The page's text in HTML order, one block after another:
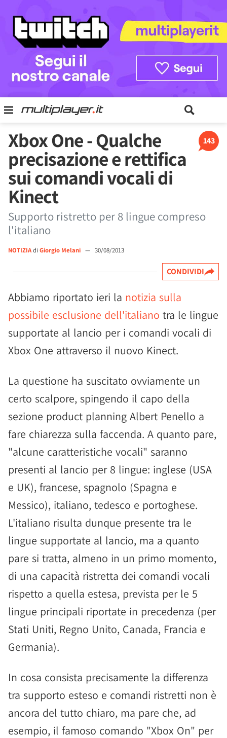
143
Xbox One - Qualche
precisazione e rettifica
sui comandi vocali di
Kinect
Supporto ristretto per 8 lingue compreso
l'italiano
NOTIZIAdi Giorgio Melani — 30/08/2013
CONDIVIDI
Abbiamo riportato ieri la notizia sulla
possibile esclusione dell'italiano tra le lingue
supportate al lancio per i comandi vocali di
Xbox One attraverso il nuovo Kinect.
La questione ha suscitato ovviamente un
certo scalpore, spingendo il capo della
sezione product planning Albert Penello a
fare chiarezza sulla faccenda. A quanto pare,
"alcune caratteristiche vocali" saranno
presenti al lancio per 8 lingue: inglese (USA
e UK), francese, spagnolo (Spagna e
Messico), italiano, tedesco e portoghese.
L'italiano risulta dunque presente tra le
lingue supportate al lancio, ma a quanto
pare si tratta, almeno in un primo momento,
di una capacità ristretta dei comandi vocali
rispetto a quella estesa, prevista per le 5
lingue principali riportate in precedenza (per
Stati Uniti, Regno Unito, Canada, Francia e
Germania).
In cosa consista precisamente la differenza
tra supporto esteso e comandi ristretti non è
ancora del tutto chiaro, ma pare che, ad
esempio, il famoso comando "Xbox On" per